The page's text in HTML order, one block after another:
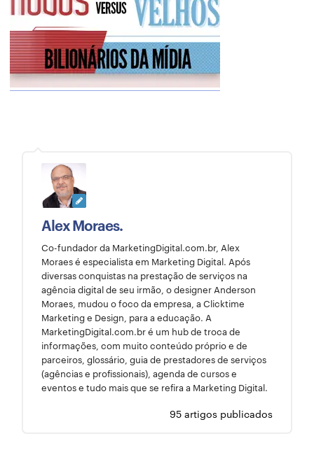
Alex Moraes.
Co-fundador da MarketingDigital.com.br, Alex
Moraes é especialista em Marketing Digital. Após
diversas conquistas na prestação de serviços na
agência digital de seu irmão, o designer Anderson
Moraes, mudou o foco da empresa, a Clicktime
Marketing e Design, para a educação. A
MarketingDigital.com.br é um hub de troca de
informações, com muito conteúdo próprio e de
parceiros, glossário, guia de prestadores de serviços
(agências e profissionais), agenda de cursos e
eventos e tudo mais que se refira a Marketing Digital.
95 artigos publicados